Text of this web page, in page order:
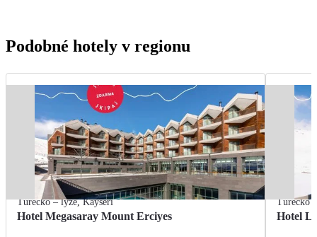
Podobné hotely v regionu
Turecko – lyže,Kayseri
Hotel Megasaray Mount Erciyes
Turecko
Hotel